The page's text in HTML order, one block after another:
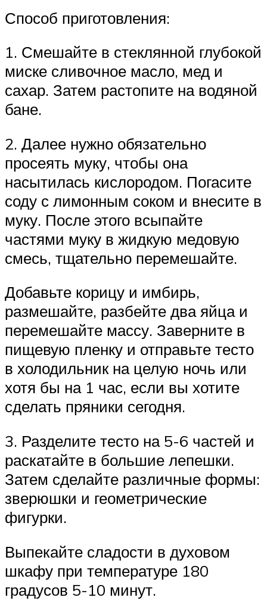
Способ приготовления:
1. Смешайте в стеклянной глубокой
миске сливочное масло, мед и
сахар. Затем растопите на водяной
бане.
2. Далее нужно обязательно
просеять муку, чтобы она
насытилась кислородом. Погасите
соду с лимонным соком и внесите в
муку. После этого всыпайте
частями муку в жидкую медовую
смесь, тщательно перемешайте.
Добавьте корицу и имбирь,
размешайте, разбейте два яйца и
перемешайте массу. Заверните в
пищевую пленку и отправьте тесто
в холодильник на целую ночь или
хотя бы на 1 час, если вы хотите
сделать пряники сегодня.
3. Разделите тесто на 5-6 частей и
раскатайте в большие лепешки.
Затем сделайте различные формы:
зверюшки и геометрические
фигурки.
Выпекайте сладости в духовом
шкафу при температуре 180
градусов 5-10 минут.